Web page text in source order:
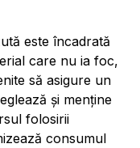
este încadrată
care nu ia foc,
să asigure un
și menține
folosirii
consumul